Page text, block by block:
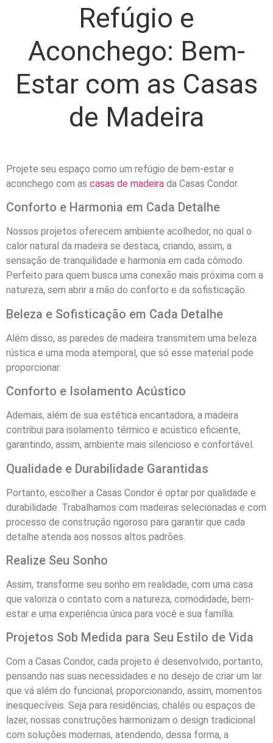
Refúgio e
Aconchego: Bem-
Estar com as Casas
de Madeira
Projete seu espaço como um refúgio de bem-estar e
aconchego com as casas de madeira da Casas Condor.
Conforto e Harmonia em Cada Detalhe
Nossos projetos oferecem ambiente acolhedor, no qual o
calor natural da madeira se destaca, criando, assim, a
sensação de tranquilidade e harmonia em cada cômodo.
Perfeito para quem busca uma conexão mais próxima com a
natureza, sem abrir a mão do conforto e da sofisticação.
Beleza e Sofisticação em Cada Detalhe
Além disso, as paredes de madeira transmitem uma beleza
rústica e uma moda atemporal, que só esse material pode
proporcionar.
Conforto e Isolamento Acústico
Ademais, além de sua estética encantadora, a madeira
contribui para isolamento térmico e acústico eficiente,
garantindo, assim, ambiente mais silencioso e confortável.
Qualidade e Durabilidade Garantidas
Portanto, escolher a Casas Condor é optar por qualidade e
durabilidade. Trabalhamos com madeiras selecionadas e com
processo de construção rigoroso para garantir que cada
detalhe atenda aos nossos altos padrões.
Realize Seu Sonho
Assim, transforme seu sonho em realidade, com uma casa
que valoriza o contato com a natureza, comodidade, bem-
estar e uma experiência única para você e sua família.
Projetos Sob Medida para Seu Estilo de Vida
Com a Casas Condor, cada projeto é desenvolvido, portanto,
pensando nas suas necessidades e no desejo de criar um lar
que vá além do funcional, proporcionando, assim, momentos
inesquecíveis. Seja para residências, chalés ou espaços de
lazer, nossas construções harmonizam o design tradicional
com soluções modernas, atendendo, dessa forma, a